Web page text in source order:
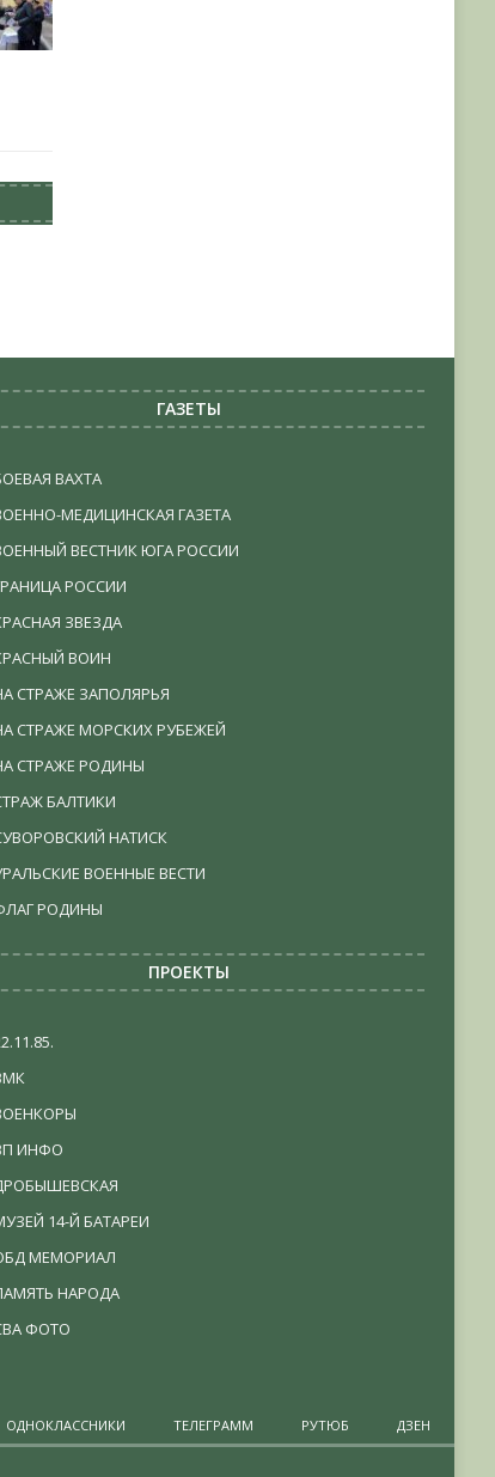
ГАЗЕТЫ
ВАХТА
МЕДИЦИНСКАЯ ГАЗЕТА
ВЕСТНИК ЮГА РОССИИ
РОССИИ
ЗВЕЗДА
ВОИН
СТРАЖЕ ЗАПОЛЯРЬЯ
СТРАЖЕ МОРСКИХ РУБЕЖЕЙ
СТРАЖЕ РОДИНЫ
БАЛТИКИ
НАТИСК
ВОЕННЫЕ ВЕСТИ
РОДИНЫ
ПРОЕКТЫ
ИНФО
14-Й БАТАРЕИ
МЕМОРИАЛ
НАРОДА
ФОТО
ОДНОКЛАССНИКИ ТЕЛЕГРАММ РУТЮБ ДЗЕН